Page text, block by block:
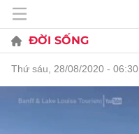
ĐỜI SỐNG
thứ sáu, 28/08/2020 - 06:30